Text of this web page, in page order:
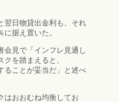
翌日物貸出金利も、それ
据え置いた。
会見で「インフレ見通し
を踏まえると、
ることが妥当だ」と述べ
はおおむね均衡してお